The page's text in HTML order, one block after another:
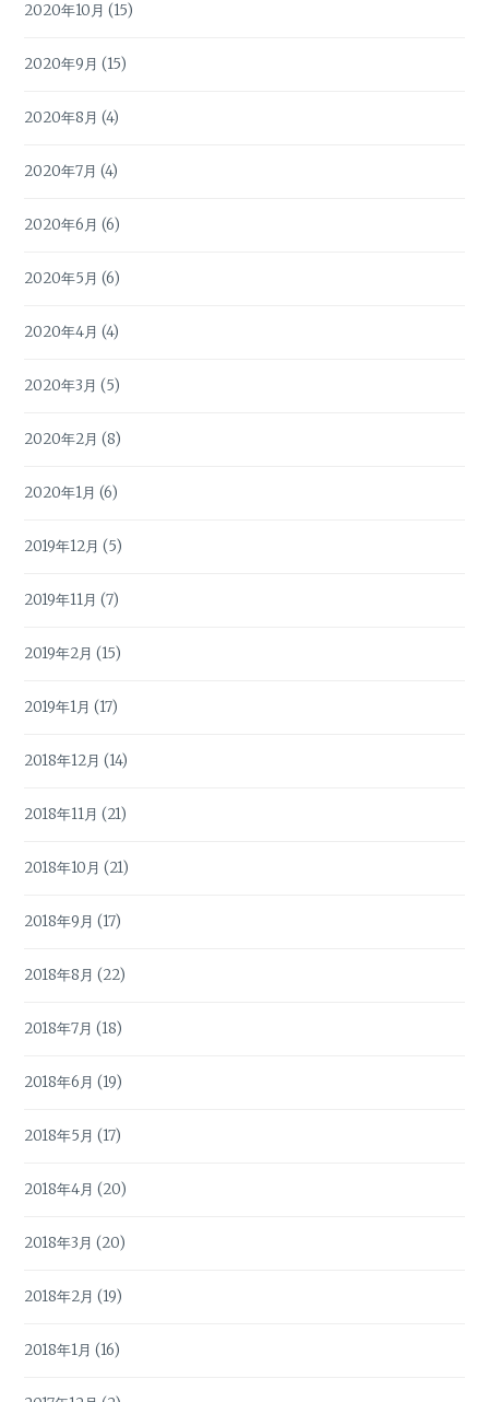
2020年10月 (15)
2020年9月 (15)
2020年8月 (4)
2020年7月 (4)
2020年6月 (6)
2020年5月 (6)
2020年4月 (4)
2020年3月 (5)
2020年2月 (8)
2020年1月 (6)
2019年12月 (5)
2019年11月 (7)
2019年2月 (15)
2019年1月 (17)
2018年12月 (14)
2018年11月 (21)
2018年10月 (21)
2018年9月 (17)
2018年8月 (22)
2018年7月 (18)
2018年6月 (19)
2018年5月 (17)
2018年4月 (20)
2018年3月 (20)
2018年2月 (19)
2018年1月 (16)